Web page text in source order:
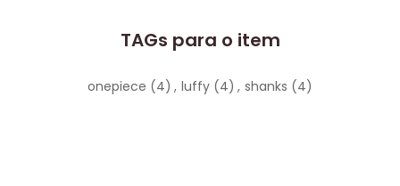
TAGs para o item
onepiece (4) , luffy (4) , shanks (4)